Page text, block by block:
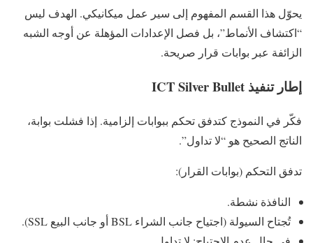
يحوّل هذا القسم المفهوم إلى سير عمل ميكانيكي. الهدف ليس
“اكتشاف الأنماط”، بل فصل الإعدادات المؤهلة عن أوجه الشبه
الزائفة عبر بوابات قرار صريحة.
إطار تنفيذ ICT Silver Bullet
فكّر في النموذج كتدفق تحكم ببوابات إلزامية. إذا فشلت بوابة،
الناتج الصحيح هو “لا تداول”.
تدفق التحكم (بوابات القرار):
النافذة نشطة.
تُجتاح السيولة (اجتياح جانب الشراء BSL أو جانب البيع SSL).